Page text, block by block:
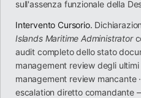
sull'assenza funzionale della
Intervento Cursorio.
Islands Maritime Administrator
audit completo dello stato
management review degli
management review mancante
escalation diretto comandante